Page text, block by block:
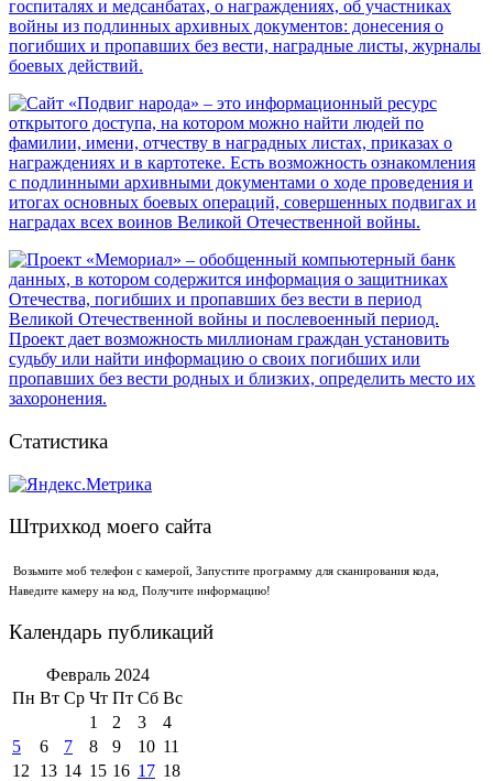
Статистика
Штрихкод моего сайта
Возьмите моб телефон с камерой, Запустите программу для сканирования кода,
Наведите камеру на код, Получите информацию!
Календарь публикаций
Февраль 2024
Пн Вт Ср Чт Пт Сб Вс
1
2 3
4
5
6 7 8 9 10 11
12
13 14 15 16 17 18